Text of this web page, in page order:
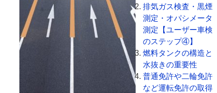
排気ガス検査・黒煙
測定・オパシメータ
測定【ユーザー車検
のステップ④】
燃料タンクの構造と
水抜きの重要性
普通免許や二輪免許
など運転免許の取得